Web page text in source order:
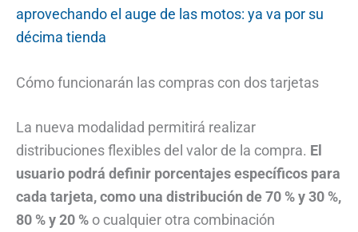
aprovechando el auge de las motos: ya va por su
décima tienda
Cómo funcionarán las compras con dos tarjetas
La nueva modalidad permitirá realizar
distribuciones flexibles del valor de la compra. El
usuario podrá definir porcentajes específicos para
cada tarjeta, como una distribución de 70 % y 30 %,
80 % y 20 % o cualquier otra combinación